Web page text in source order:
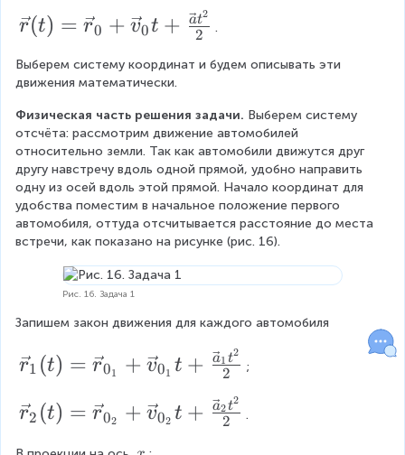
\
e
c
v
}
_
{
\
t
e
x
о
.
т
З
е
\
e
{
r
}
(t
)
=
e
c
{
r
}
r(t) = r0 + v0t + 2
at2
.
Выберем систему координат и будем описывать эти
движения математически.
Физическая часть решения задачи. Выберем систему
отсчёта: рассмотрим движение автомобилей
относительно земли. Так как автомобили движутся друг
другу навстречу вдоль одной прямой, удобно направить
одну из осей вдоль этой прямой. Начало координат для
удобства поместим в начальное положение первого
автомобиля, оттуда отсчитывается расстояние до места
встречи, как показано на рисунке (рис. 16).
Рис. 16. Задача 1
Запишем закон движения для каждого автомобиля
\
e
r1 (t) = r01 + v01 t + 2
a1 t2
;
\
r2 (t) = r02 + v02 t + 2
a2t2
.